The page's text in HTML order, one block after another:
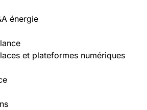
énergie
et plateformes numériques